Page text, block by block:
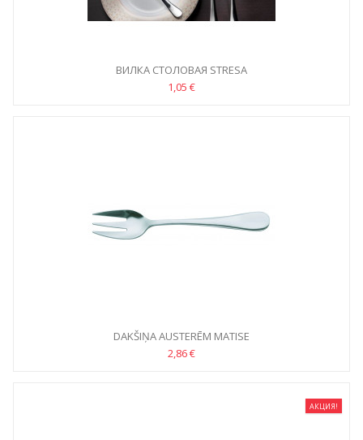
ВИЛКА СТОЛОВАЯ STRESA
1,05 €
DAKŠIŅA AUSTERĒM MATISE
2,86 €
АКЦИЯ!